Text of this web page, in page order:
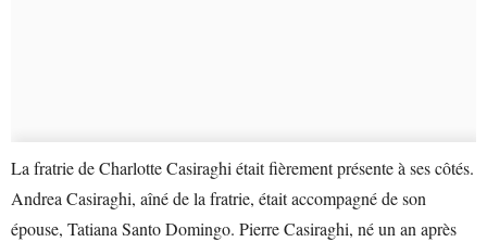
La fratrie de Charlotte Casiraghi était fièrement présente à ses côtés.
Andrea Casiraghi, aîné de la fratrie, était accompagné de son
épouse, Tatiana Santo Domingo. Pierre Casiraghi, né un an après